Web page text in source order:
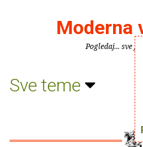
Moderna
Pogledaj... sve je
Sve teme